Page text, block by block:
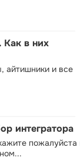
Как в них
айтишники и все
интегратора
пожалуйста